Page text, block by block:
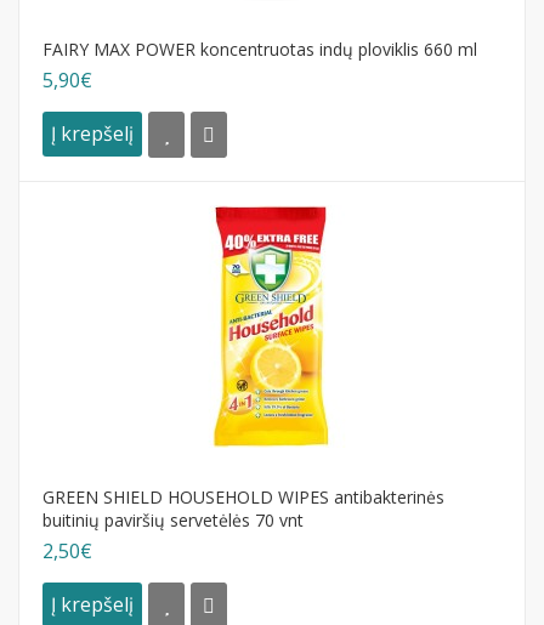
FAIRY MAX POWER koncentruotas indų ploviklis 660 ml
5,90€
Į krepšelį
GREEN SHIELD HOUSEHOLD WIPES antibakterinės
buitinių paviršių servetėlės 70 vnt
2,50€
Į krepšelį